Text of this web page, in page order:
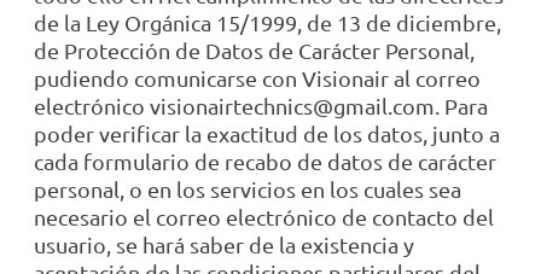
de la Ley Orgánica 15/1999, de 13 de diciembre,
de Protección de Datos de Carácter Personal,
pudiendo comunicarse con Visionair al correo
electrónico visionairtechnics@gmail.com. Para
poder verificar la exactitud de los datos, junto a
cada formulario de recabo de datos de carácter
personal, o en los servicios en los cuales sea
necesario el correo electrónico de contacto del
usuario, se hará saber de la existencia y